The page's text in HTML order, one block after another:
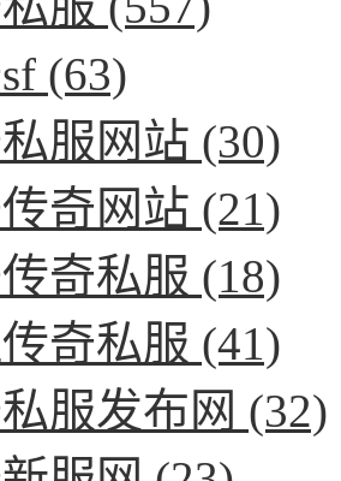
(63)
服网站 (30)
奇网站 (21)
奇私服 (18)
奇私服 (41)
服发布网 (32)